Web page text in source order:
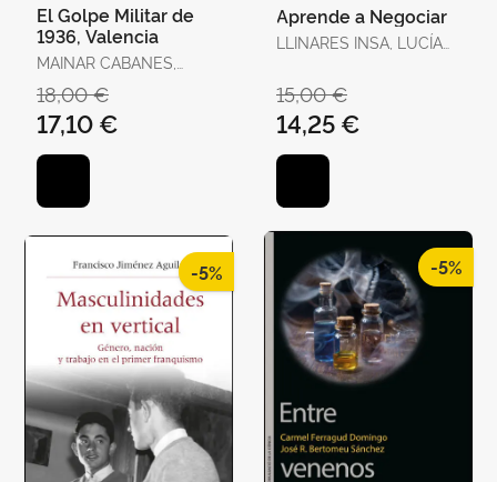
El Golpe Militar de
1936, Valencia
MAINAR CABANES,
18,00 €
17,10 €
Aprende a Negociar
LLINARES INSA, LUCÍA
PILAR
15,00 €
14,25 €
-5% -5%